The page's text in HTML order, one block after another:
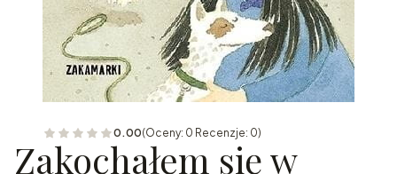
0.00(Oceny: 0 Recenzje: 0)
Zakochałem się w